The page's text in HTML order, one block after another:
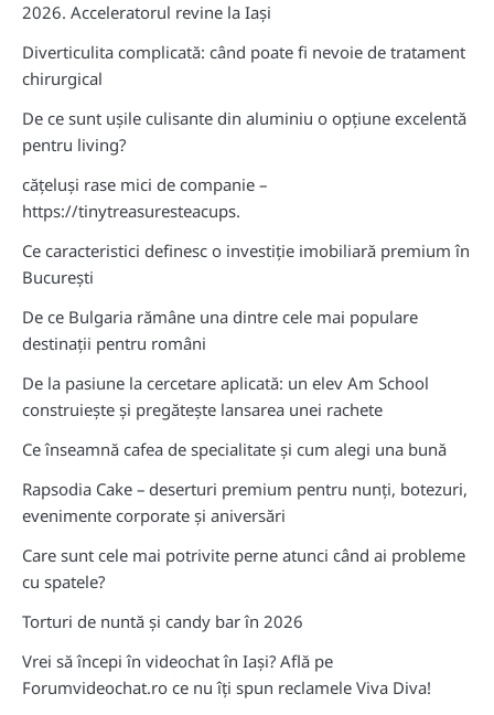
2026. Acceleratorul revine la Iași
Diverticulita complicată: când poate fi nevoie de tratament
chirurgical
De ce sunt ușile culisante din aluminiu o opțiune excelentă
pentru living?
cățeluși rase mici de companie –
https://tinytreasuresteacups.
Ce caracteristici definesc o investiție imobiliară premium în
București
De ce Bulgaria rămâne una dintre cele mai populare
destinații pentru români
De la pasiune la cercetare aplicată: un elev Am School
construiește și pregătește lansarea unei rachete
Ce înseamnă cafea de specialitate și cum alegi una bună
Rapsodia Cake – deserturi premium pentru nunți, botezuri,
evenimente corporate și aniversări
Care sunt cele mai potrivite perne atunci când ai probleme
cu spatele?
Torturi de nuntă și candy bar în 2026
Vrei să începi în videochat în Iași? Află pe
Forumvideochat.ro ce nu îți spun reclamele Viva Diva!